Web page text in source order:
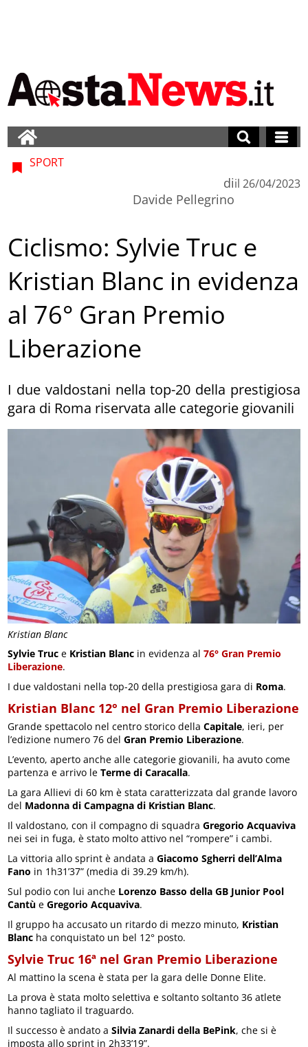
Kristian Blanc
SPORT
di
Davide Pellegrino
il 26/04/2023
Ciclismo: Sylvie Truc e
Kristian Blanc in evidenza
al 76° Gran Premio
Liberazione
I due valdostani nella top-20 della prestigiosa
gara di Roma riservata alle categorie giovanili
Sylvie Truc e Kristian Blanc in evidenza al 76° Gran Premio
Liberazione.
I due valdostani nella top-20 della prestigiosa gara di Roma.
Kristian Blanc 12° nel Gran Premio Liberazione
Grande spettacolo nel centro storico dellaCapitale, ieri, per
l’edizione numero 76 delGran Premio Liberazione.
L’evento, aperto anche alle categorie giovanili, ha avuto come
partenza e arrivo leTerme di Caracalla.
La gara Allievi di 60 km è stata caratterizzata dal grande lavoro
del Madonna di Campagna di Kristian Blanc.
Il valdostano, con il compagno di squadraGregorio Acquaviva
nei sei in fuga, è stato molto attivo nel “rompere” i cambi.
La vittoria allo sprint è andata aGiacomo Sgherri dell’Alma
Fano in 1h31’37” (media di 39.29 km/h).
Sul podio con lui anche Lorenzo Basso della GB Junior Pool
Cantù eGregorio Acquaviva.
Il gruppo ha accusato un ritardo di mezzo minuto, Kristian
Blanc ha conquistato un bel 12° posto.
Sylvie Truc 16ª nel Gran Premio Liberazione
Al mattino la scena è stata per la gara delle Donne Elite.
La prova è stata molto selettiva e soltanto soltanto 36 atlete
hanno tagliato il traguardo.
Il successo è andato aSilvia Zanardi della BePink, che si è
imposta allo sprint in 2h33’19”.